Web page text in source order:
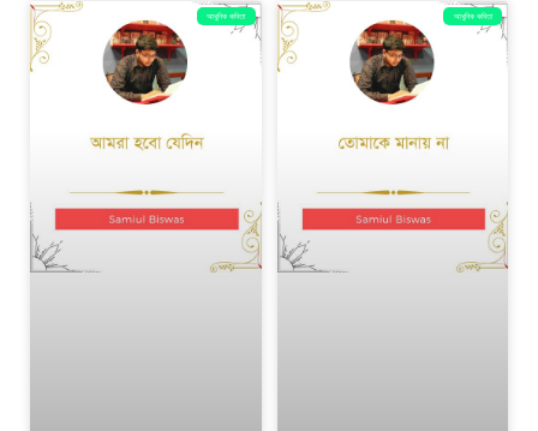
আধুনিক কবিতা আধুনিক কবিতা